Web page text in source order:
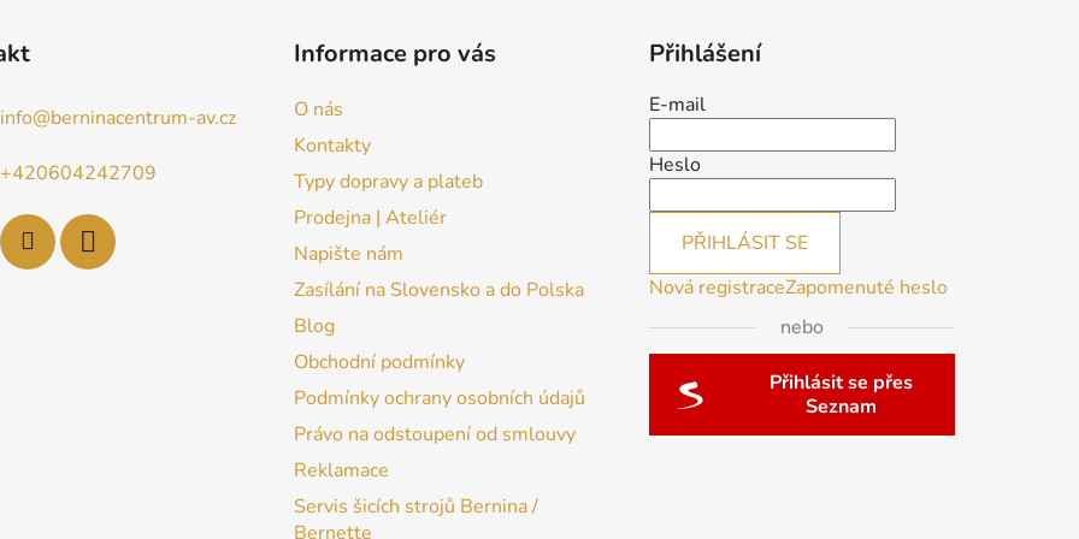
info@berninacentrum-av.cz
+420604242709
Informace pro vás
O nás
Kontakty
Typy dopravy a plateb
Prodejna | Ateliér
Napište nám
Zasílání na Slovensko a do Polska
Blog
Obchodní podmínky
Podmínky ochrany osobních údajů
Právo na odstoupení od smlouvy
Reklamace
Servis šicích strojů Bernina /
Bernette
Přihlášení
E-mail
Heslo
PŘIHLÁSIT SE
Nová registraceZapomenuté heslo
nebo
Přihlásit se přes
Seznam